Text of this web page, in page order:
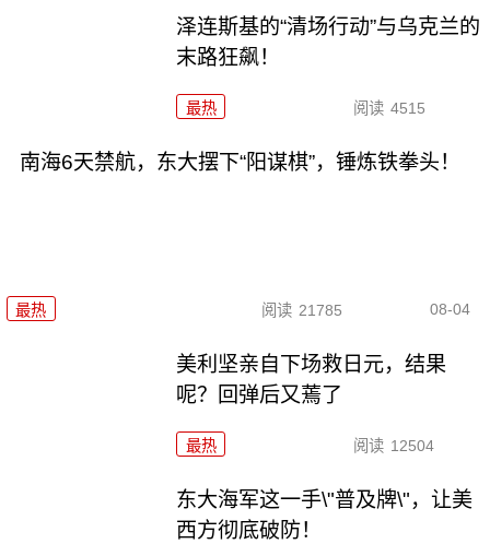
泽连斯基的“清场行动”与乌克兰的
末路狂飙！
最热 阅读 4515
南海6天禁航，东大摆下“阳谋棋”，锤炼铁拳头！
最热 阅读 21785 08-04
美利坚亲自下场救日元，结果
呢？回弹后又蔫了
最热 阅读 12504
东大海军这一手\"普及牌\"，让美
西方彻底破防！